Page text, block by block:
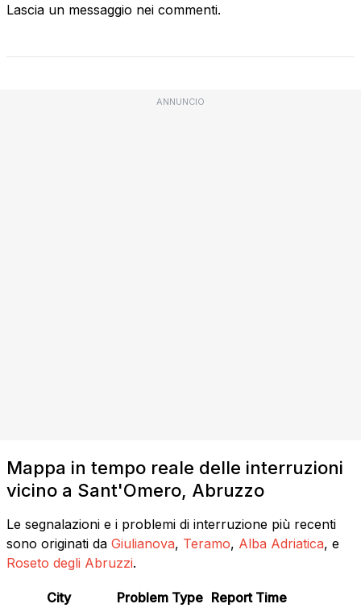
Lascia un messaggio nei commenti.
ANNUNCIO
Mappa in tempo reale delle interruzioni
vicino a Sant'Omero, Abruzzo
Le segnalazioni e i problemi di interruzione più recenti
sono originati da Giulianova, Teramo, Alba Adriatica, e
Roseto degli Abruzzi.
City Problem Type Report Time